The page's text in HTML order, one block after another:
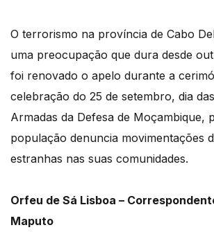
O terrorismo na província de Cabo
uma preocupação que dura desde
foi renovado o apelo durante a
celebração do 25 de setembro, dia
Armadas da Defesa de Moçambique,
população denuncia movimentações
estranhas nas suas comunidades.
Orfeu de Sá Lisboa –
Maputo